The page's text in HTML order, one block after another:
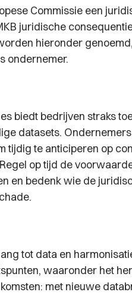
Commissie een
juridische
hieronder
ondernemer.
biedt bedrijven straks
datasets.
tijdig te anticiperen op
op tijd de
en bedenk wie de
tot data en
waaronder het
met nieuwe